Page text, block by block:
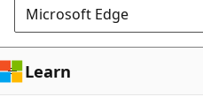
Microsoft Edge
Learn